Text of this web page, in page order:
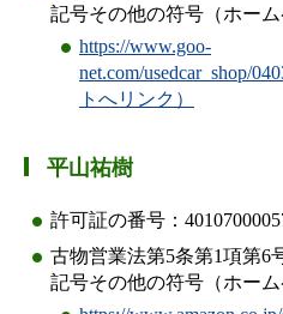
記号その他の符号（ホーム
https://www.goo-
net.com/usedcar_shop/
トへリンク）
平山祐樹
許可証の番号：
古物営業法第5条第1項第6
記号その他の符号（ホーム